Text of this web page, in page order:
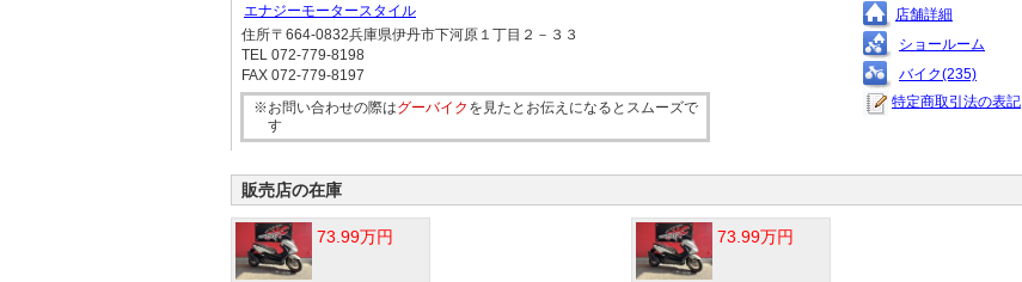
エナジーモータースタイル
住所〒664-0832兵庫県伊丹市下河原１丁目２－３３
TEL 072-779-8198
FAX 072-779-8197
※お問い合わせの際はグーバイク を見たとお伝えになるとスムーズで
す
店舗詳細
ショールーム
バイク(235)
特定商取引法の表記
販売店の在庫
73.99万円 73.99万円